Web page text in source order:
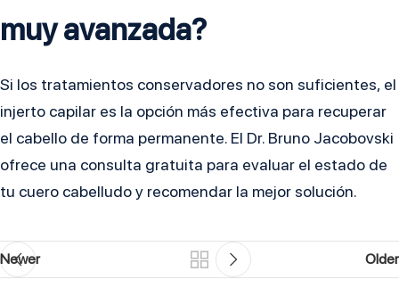
muy avanzada?
Si los tratamientos conservadores no son suficientes, el
injerto capilar es la opción más efectiva para recuperar
el cabello de forma permanente. El Dr. Bruno Jacobovski
ofrece una consulta gratuita para evaluar el estado de
tu cuero cabelludo y recomendar la mejor solución.
Newer Older